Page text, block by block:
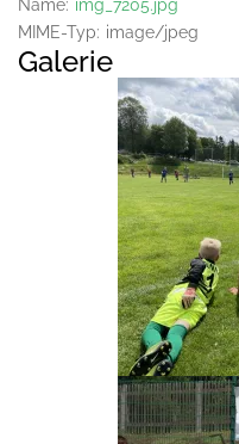
Name: img_7205.jpg
MIME-Typ: image/jpeg
Galerie